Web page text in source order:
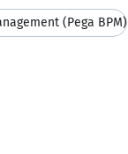
(Pega BPM)